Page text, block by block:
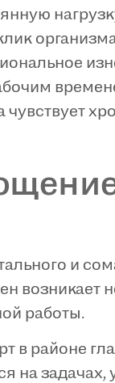
и
возникает
работы.
в районе
на